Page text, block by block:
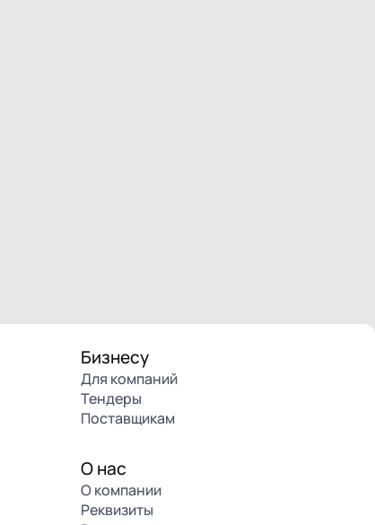
Бизнесу
Для компаний
Тендеры
Поставщикам
О нас
О компании
Реквизиты